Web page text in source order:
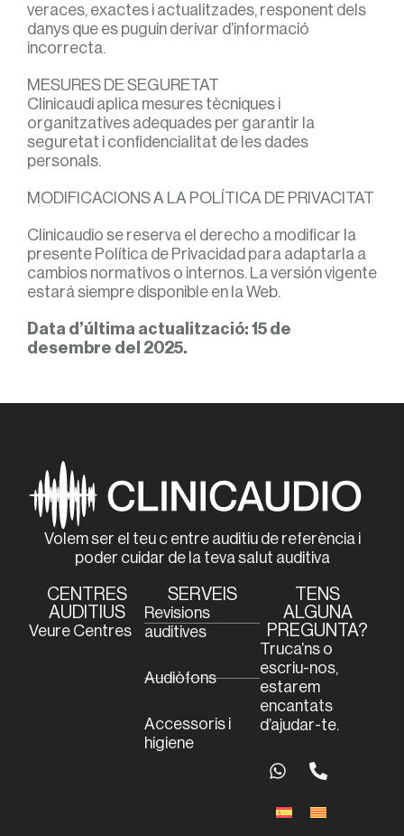
veraces, exactes i actualitzades, responent dels
danys que es puguin derivar d’informació
incorrecta.
MESURES DE SEGURETAT
Clinicaudi aplica mesures tècniques i
organitzatives adequades per garantir la
seguretat i confidencialitat de les dades
personals.
MODIFICACIONS A LA POLÍTICA DE PRIVACITAT
Clinicaudio se reserva el derecho a modificar la
presente Política de Privacidad para adaptarla a
cambios normativos o internos. La versión vigente
estará siempre disponible en la Web.
Data d’última actualització: 15 de
desembre del 2025.
Volem ser el teu c entre auditiu de referència i
poder cuidar de la teva salut auditiva
CENTRES
AUDITIUS
Veure Centres
SERVEIS
Revisions
auditives
Audiòfons
Accessoris i
higiene
TENS
ALGUNA
PREGUNTA?
Truca’ns o
escriu-nos,
estarem
encantats
d’ajudar-te.